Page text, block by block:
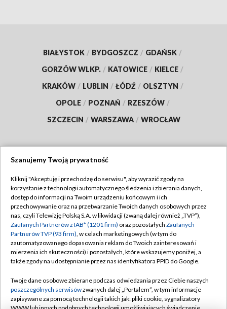
BIAŁYSTOK / BYDGOSZCZ / GDAŃSK /
GORZÓW WLKP. / KATOWICE / KIELCE /
KRAKÓW / LUBLIN / ŁÓDŹ / OLSZTYN /
OPOLE / POZNAŃ / RZESZÓW /
SZCZECIN / WARSZAWA / WROCŁAW
TVP
Abonament TVP
Emisja w TVP
Centrum informacji TVP
Naziemna Telewizja Cyfrowa
Rada Programowa
System NOS
Regulamin TVP
Polityka prywatności
Moje zgody
Pomoc
Kontakt
Szanujemy Twoją prywatność
Kliknij "Akceptuję i przechodzę do serwisu", aby wyrazić zgody na
korzystanie z technologii automatycznego śledzenia i zbierania danych,
dostęp do informacji na Twoim urządzeniu końcowym i ich
przechowywanie oraz na przetwarzanie Twoich danych osobowych przez
nas, czyli Telewizję Polską S.A. w likwidacji (zwaną dalej również „TVP”),
Zaufanych Partnerów z IAB* (1201 firm) oraz pozostałych Zaufanych
Partnerów TVP (93 firm), w celach marketingowych (w tym do
zautomatyzowanego dopasowania reklam do Twoich zainteresowań i
mierzenia ich skuteczności) i pozostałych, które wskazujemy poniżej, a
także zgody na udostępnianie przez nas identyfikatora PPID do Google.
Twoje dane osobowe zbierane podczas odwiedzania przez Ciebie naszych
poszczególnych serwisówzwanych dalej „Portalem”, w tym informacje
zapisywane za pomocą technologii takich jak: pliki cookie, sygnalizatory